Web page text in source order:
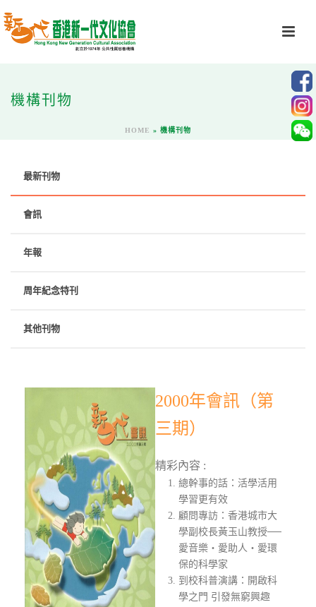
機構刊物
HOME » 機構刊物
最新刊物
會訊
年報
周年紀念特刊
其他刊物
2000年會訊（第
三期）
精彩內容 :
總幹事的話：活學活用
學習更有效
顧問專訪：香港城市大
學副校長黃玉山教授──
愛音樂‧愛助人‧愛環
保的科學家
到校科普演講：開啟科
學之門 引發無窮興趣